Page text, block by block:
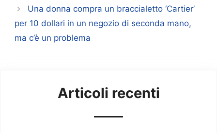
Una donna compra un braccialetto ‘Cartier’
per 10 dollari in un negozio di seconda mano,
ma c’è un problema
Articoli recenti